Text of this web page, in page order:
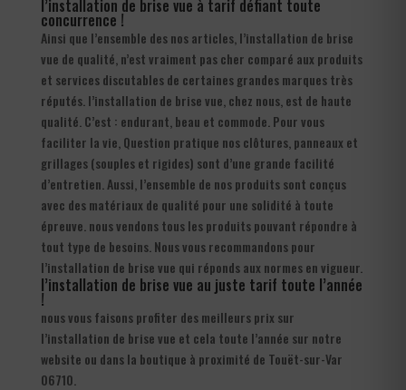
l’installation de brise vue à tarif défiant toute
concurrence !
Ainsi que l’ensemble des nos articles, l’installation de brise
vue de qualité, n’est vraiment pas cher comparé aux produits
et services discutables de certaines grandes marques très
réputés. l’installation de brise vue, chez nous, est de haute
qualité. C’est : endurant, beau et commode. Pour vous
faciliter la vie, Question pratique nos clôtures, panneaux et
grillages (souples et rigides) sont d’une grande facilité
d’entretien. Aussi, l’ensemble de nos produits sont conçus
avec des matériaux de qualité pour une solidité à toute
épreuve. nous vendons tous les produits pouvant répondre à
tout type de besoins. Nous vous recommandons pour
l’installation de brise vue qui réponds aux normes en vigueur.
l’installation de brise vue au juste tarif toute l’année
!
nous vous faisons profiter des meilleurs prix sur
l’installation de brise vue et cela toute l’année sur notre
website ou dans la boutique à proximité de Touët-sur-Var
06710.